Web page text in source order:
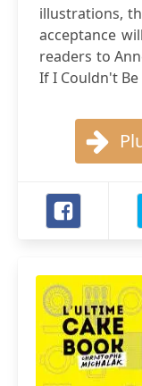
illustrations,
acceptance
readers to
If I Couldn't Be